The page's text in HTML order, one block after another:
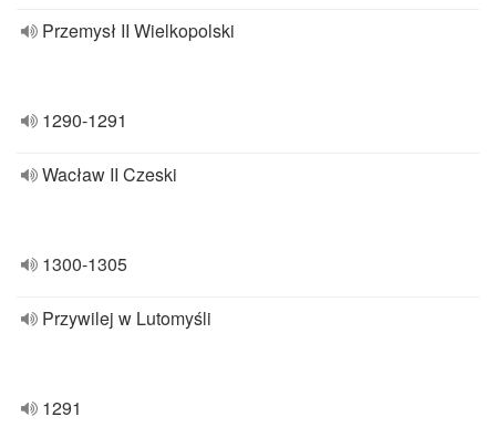
Przemysł II Wielkopolski
1290-1291
Wacław II Czeski
1300-1305
Przywilej w Lutomyśli
1291